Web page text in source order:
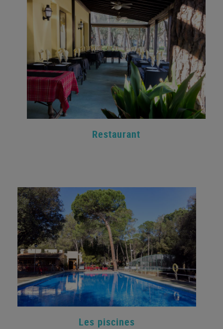
Restaurant
Les piscines